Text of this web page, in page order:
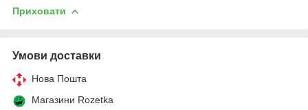
Приховати
Умови доставки
Нова Пошта
Магазини Rozetka